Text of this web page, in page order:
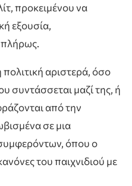
προκειμένου να
εξουσία,
αριστερά, όσο
συντάσσεται μαζί της, ή
από την
σε μια
όπου ο
του παιχνιδιού με